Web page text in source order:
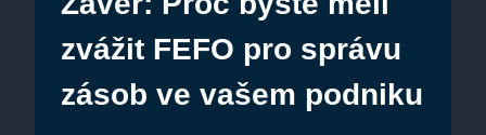
zvážit FEFO pro‍ správu
zásob ⁣ve vašem podniku